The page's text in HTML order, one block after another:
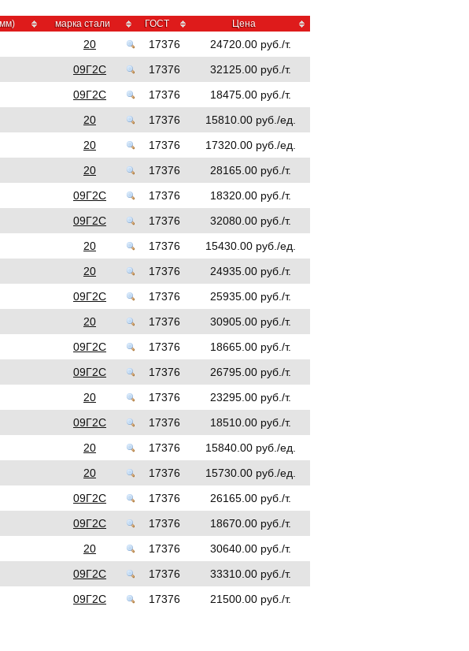
марка стали ГОСТ Цена
20 17376
24720.00 руб./т.
09Г2С 17376
32125.00 руб./т.
09Г2С 17376
18475.00 руб./т.
20 17376
15810.00 руб./ед.
20 17376
17320.00 руб./ед.
20 17376
28165.00 руб./т.
09Г2С 17376
18320.00 руб./т.
09Г2С 17376
32080.00 руб./т.
20 17376
15430.00 руб./ед.
20 17376
24935.00 руб./т.
09Г2С 17376
25935.00 руб./т.
20 17376
30905.00 руб./т.
09Г2С 17376
18665.00 руб./т.
09Г2С 17376
26795.00 руб./т.
20 17376
23295.00 руб./т.
09Г2С 17376
18510.00 руб./т.
20 17376
15840.00 руб./ед.
20 17376
15730.00 руб./ед.
09Г2С 17376
26165.00 руб./т.
09Г2С 17376
18670.00 руб./т.
20 17376
30640.00 руб./т.
09Г2С 17376
33310.00 руб./т.
09Г2С 17376 21500.00 руб./т.